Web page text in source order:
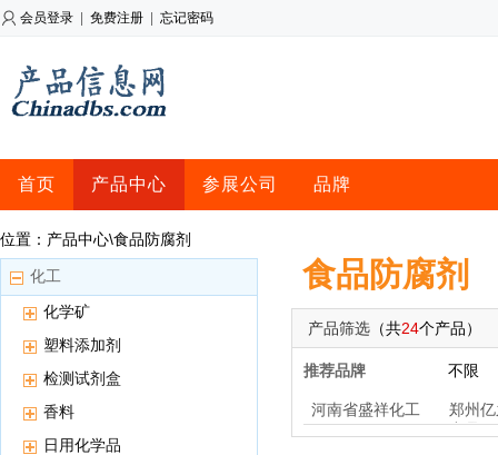
会员登录 免费注册 忘记密码
首页 产品中心 参展公司 品牌
位置：产品中心\食品防腐剂
化工
化学矿
塑料添加剂
检测试剂盒
香料
日用化学品
食品防腐剂
产品筛选 （共24个产品）
推荐品牌 不限
河南省盛祥化工
郑州
产品